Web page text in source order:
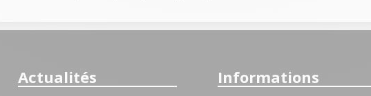
Actualités Informations